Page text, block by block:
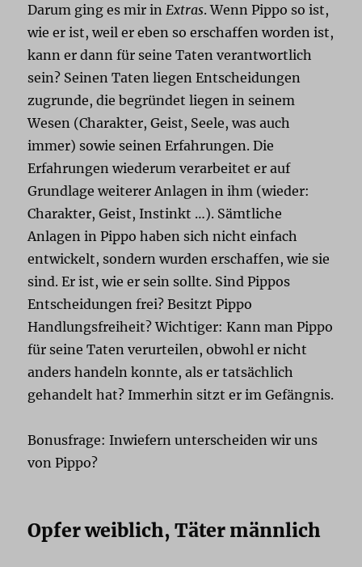
Darum ging es mir inExtras. Wenn Pippo so ist,
wie er ist, weil er eben so erschaffen worden ist,
kann er dann für seine Taten verantwortlich
sein? Seinen Taten liegen Entscheidungen
zugrunde, die begründet liegen in seinem
Wesen (Charakter, Geist, Seele, was auch
immer) sowie seinen Erfahrungen. Die
Erfahrungen wiederum verarbeitet er auf
Grundlage weiterer Anlagen in ihm (wieder:
Charakter, Geist, Instinkt …). Sämtliche
Anlagen in Pippo haben sich nicht einfach
entwickelt, sondern wurden erschaffen, wie sie
sind. Er ist, wie er sein sollte. Sind Pippos
Entscheidungen frei? Besitzt Pippo
Handlungsfreiheit? Wichtiger: Kann man Pippo
für seine Taten verurteilen, obwohl er nicht
anders handeln konnte, als er tatsächlich
gehandelt hat? Immerhin sitzt er im Gefängnis.
Bonusfrage: Inwiefern unterscheiden wir uns
von Pippo?
Opfer weiblich, Täter männlich